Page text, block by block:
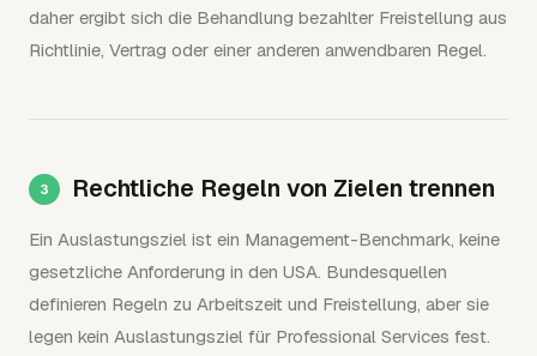
daher ergibt sich die Behandlung bezahlter Freistellung aus
Richtlinie, Vertrag oder einer anderen anwendbaren Regel.
Rechtliche Regeln von Zielen trennen
Ein Auslastungsziel ist ein Management-Benchmark, keine
gesetzliche Anforderung in den USA. Bundesquellen
definieren Regeln zu Arbeitszeit und Freistellung, aber sie
legen kein Auslastungsziel für Professional Services fest.